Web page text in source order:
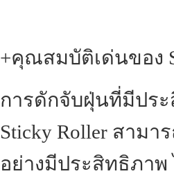
+คุณสมบัติเด่นของ
การดักจับฝุ่นที่มีปร
Sticky Roller สาม
อย่างมีประสิทธิภาพ